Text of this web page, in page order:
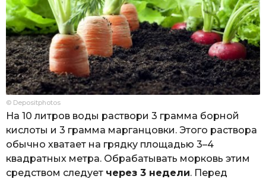
© Depositphotos
На 10 литров воды раствори 3 грамма борной
кислоты и 3 грамма марганцовки. Этого раствора
обычно хватает на грядку площадью 3–4
квадратных метра. Обрабатывать морковь этим
средством следует через 3 недели. Перед